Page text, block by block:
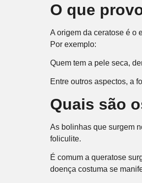
O que
A origem da ceratose é o
Por exemplo:
Quem tem a pele seca,
Entre outros aspectos, a
Quais são
As bolinhas que surgem
foliculite.
É comum a queratose
doença costuma se